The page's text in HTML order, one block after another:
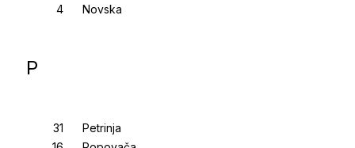
Novska
P
Petrinja